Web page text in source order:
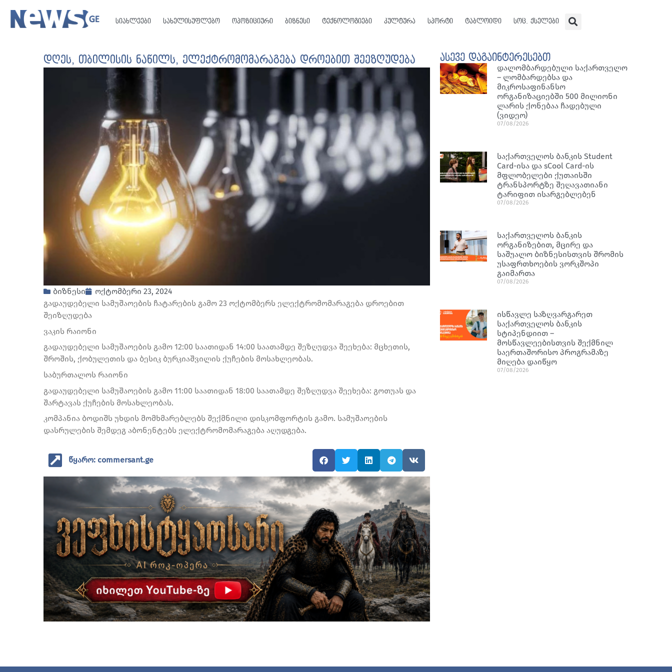
სიახლეები სახელისუფლებო ოპოზიციური ბიზნესი ტექნოლოგიები კულტურა სპორტი ტაბლოიდი სოც. ქსელები
დღეს, თბილისის ნაწილს, ელექტრომომარაგება დროებით შეეზღუდება
ბიზნესი
ოქტომბერი 23, 2024
გადაუდებელი სამუშაოების ჩატარების გამო 23 ოქტომბერს ელექტრომომარაგება დროებით
შეიზღუდება
ვაკის რაიონი
გადაუდებელი სამუშაოების გამო 12:00 საათიდან 14:00 საათამდე შეზღუდვა შეეხება: მცხეთის,
შროშის, ქობულეთის და ბესიკ ბურკიაშვილის ქუჩების მოსახლეობას.
საბურთალოს რაიონი
გადაუდებელი სამუშაოების გამო 11:00 საათიდან 18:00 საათამდე შეზღუდვა შეეხება: გოთუას და
შარტავას ქუჩების მოსახლეობას.
კომპანია ბოდიშს უხდის მომხმარებლებს შექმნილი დისკომფორტის გამო. სამუშაოების
დასრულების შემდეგ აბონენტებს ელექტრომომარაგება აღუდგება.
წყარო: commersant.ge
ასევე დაგაინტერესებთ
დალომბარდებული საქართველო
– ლომბარდებსა და
მიკროსაფინანსო
ორგანიზაციებში 500 მილიონი
ლარის ქონებაა ჩადებული
(ვიდეო)
07/08/2026
საქართველოს ბანკის Student
Card-ისა და sCool Card-ის
მფლობელები ქუთაისში
ტრანსპორტზე შეღავათიანი
ტარიფით ისარგებლებენ
07/08/2026
საქართველოს ბანკის
ორგანიზებით, მცირე და
საშუალო ბიზნესისთვის შრომის
უსაფრთხოების ვორკშოპი
გაიმართა
07/08/2026
ისწავლე საზღვარგარეთ
საქართველოს ბანკის
სტიპენდიით –
მოსწავლეებისთვის შექმნილ
საერთაშორისო პროგრამაზე
მიღება დაიწყო
07/08/2026